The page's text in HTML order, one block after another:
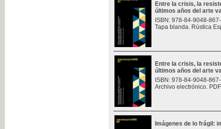
Entre la crisis, la
últimos años del arte
ISBN: 978-84-9048-
Tapa blanda. Rústica
Entre la crisis, la
últimos años del arte
ISBN: 978-84-9048-
Archivo electrónico.
Imágenes de lo frágil: